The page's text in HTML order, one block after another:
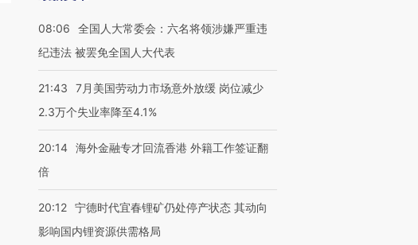
08:06
全国人大常委会：六名将领涉嫌严重违
纪违法 被罢免全国人大代表
21:43
7月美国劳动力市场意外放缓 岗位减少
2.3万个失业率降至4.1%
20:14 海外金融专才回流香港 外籍工作签证翻
倍
20:12 宁德时代宜春锂矿仍处停产状态 其动向
影响国内锂资源供需格局